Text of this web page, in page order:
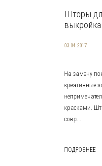
Шторы
03.04.2017
На замену
креативные
красками.
совр...
ПОДРОБНЕЕ